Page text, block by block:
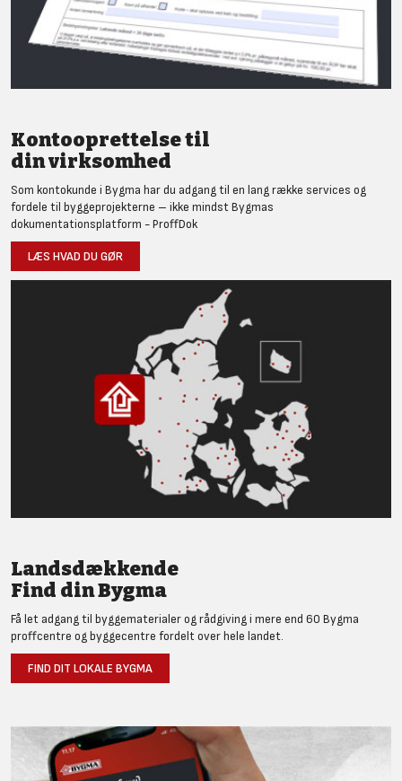
Kontooprettelse til
din virksomhed
Som kontokunde i Bygma har du adgang til en lang række services og
fordele til byggeprojekterne – ikke mindst Bygmas
dokumentationsplatform - ProffDok
LÆS HVAD DU GØR
Landsdækkende
Find din Bygma
Få let adgang til byggematerialer og rådgiving i mere end 60 Bygma
proffcentre og byggecentre fordelt over hele landet.
FIND DIT LOKALE BYGMA